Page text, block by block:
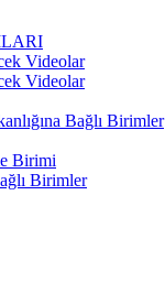
Videolar
Videolar
Bağlı Birimler
Birimi
Birimler